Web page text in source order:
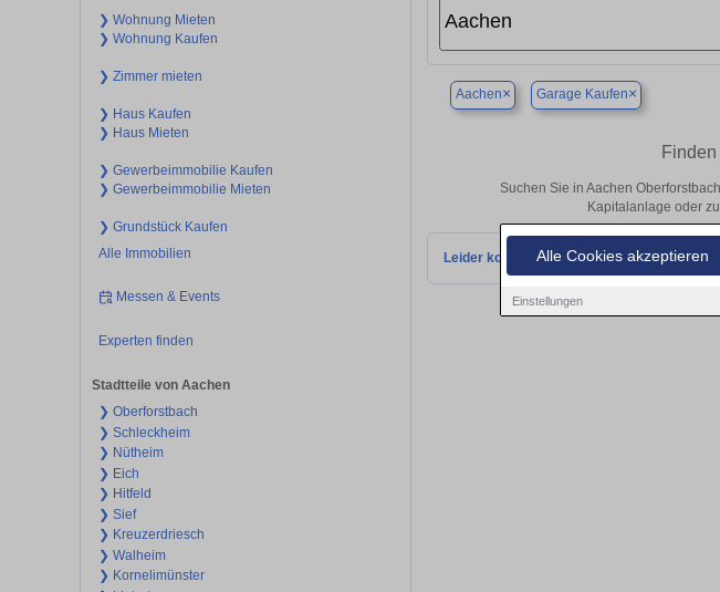
Alle Cookies akzeptieren
Einstellungen
❯ Wohnung Mieten
❯ Wohnung Kaufen
❯ Zimmer mieten
❯ Haus Kaufen
❯ Haus Mieten
❯ Gewerbeimmobilie Kaufen
❯ Gewerbeimmobilie Mieten
❯ Grundstück Kaufen
Alle Immobilien
Messen & Events
Experten finden
Stadtteile von Aachen
❯ Oberforstbach
❯ Schleckheim
❯ Nütheim
❯ Eich
❯ Hitfeld
❯ Sief
❯ Kreuzerdriesch
❯ Walheim
❯ Kornelimünster
Aachen× Garage Kaufen×
Suchen Sie in Aachen
Kapitalanlage oder
Leider konnten wir derzeit keine